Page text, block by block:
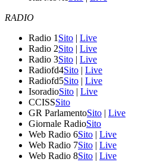
RADIO
Radio 1 Sito | Live
Radio 2Sito | Live
Radio 3Sito | Live
Radiofd4Sito | Live
Radiofd5Sito | Live
IsoradioSito | Live
CCISSSito
GR ParlamentoSito | Live
Giornale RadioSito
Web Radio 6Sito | Live
Web Radio 7Sito | Live
Web Radio 8Sito | Live